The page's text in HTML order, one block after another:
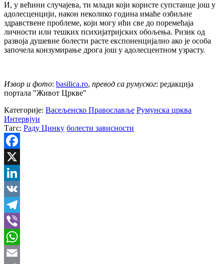
И, у већини случајева, ти млади који користе супстанце још у
адолесценцији, након неколико година имаће озбиљне
здравствене проблеме, који могу ићи све до поремећаја
личности или тешких психијатријских обољења. Ризик од
развоја душевне болести расте експоненцијално ако је особа
започела конзумирање дрога још у адолесцентном узрасту.
Извор и фото: basilica.ro, превод са румуског: редакција
портала "Живот Цркве"
Категорије: Васељенско Православље Румунска црква
Интервјуи
Тагс: Раду Цинку болести зависности
Facebook
X
LinkedIn
VK
Telegram
Viber
WhatsApp